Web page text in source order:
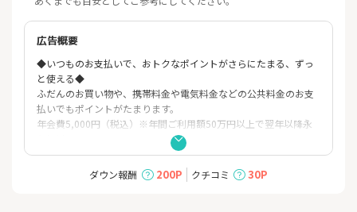
広告概要
◆いつものお支払いで、おトクなポイントがさらにたまる、ずっ
と使える◆
ふだんのお買い物や、携帯料金や電気料金などの公共料金のお支
払いでもポイントがたまります。
年会費5,000円（税込）※年間ご利用額50万円以上で翌年以降永
ゴールドカード会員限定特典
●年間のご利用金額に応じて最大1万円分年間ボーナスポイントプ
ダウン報酬 200P クチコミ 30P